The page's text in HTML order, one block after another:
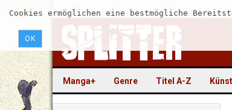
Cookies ermöglichen eine bestmögliche
OK
Manga+ Genre Titel A-Z